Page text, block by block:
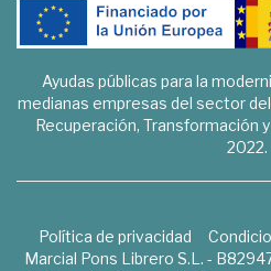
Ayudas públicas para la
medianas empresas del sector
Recuperación, Transformación
2022.
Política de privacidad
Marcial Pons Librero S.L. -